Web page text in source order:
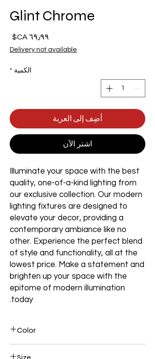
Glint Chrome
Delivery not available
الكمية *
أضِف إلى العربة
اشترِ الآن
Illuminate your space with the best
quality, one-of-a-kind lighting from
our exclusive collection. Our modern
lighting fixtures are designed to
elevate your decor, providing a
contemporary ambiance like no
other. Experience the perfect blend
of style and functionality, all at the
lowest price. Make a statement and
brighten up your space with the
epitome of modern illumination
today.
Color